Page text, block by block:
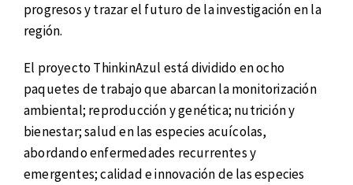
progresos y trazar el futuro de la investigación en la
región.
El proyecto ThinkinAzul está dividido en ocho
paquetes de trabajo que abarcan la monitorización
ambiental; reproducción y genética; nutrición y
bienestar; salud en las especies acuícolas,
abordando enfermedades recurrentes y
emergentes; calidad e innovación de las especies